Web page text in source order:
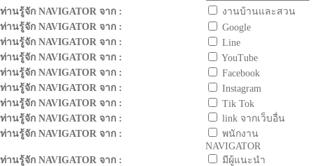
ท่านรู้จัก NAVIGATOR จาก :
งานบ้านและสวน
ท่านรู้จัก NAVIGATOR จาก :
Google
ท่านรู้จัก NAVIGATOR จาก :
Line
ท่านรู้จัก NAVIGATOR จาก :
YouTube
ท่านรู้จัก NAVIGATOR จาก :
Facebook
ท่านรู้จัก NAVIGATOR จาก :
Instagram
ท่านรู้จัก NAVIGATOR จาก :
Tik Tok
ท่านรู้จัก NAVIGATOR จาก :
link จากเว็บอื่น
ท่านรู้จัก NAVIGATOR จาก :
พนักงาน
NAVIGATOR
ท่านรู้จัก NAVIGATOR จาก :
มีผู้แนะนำ